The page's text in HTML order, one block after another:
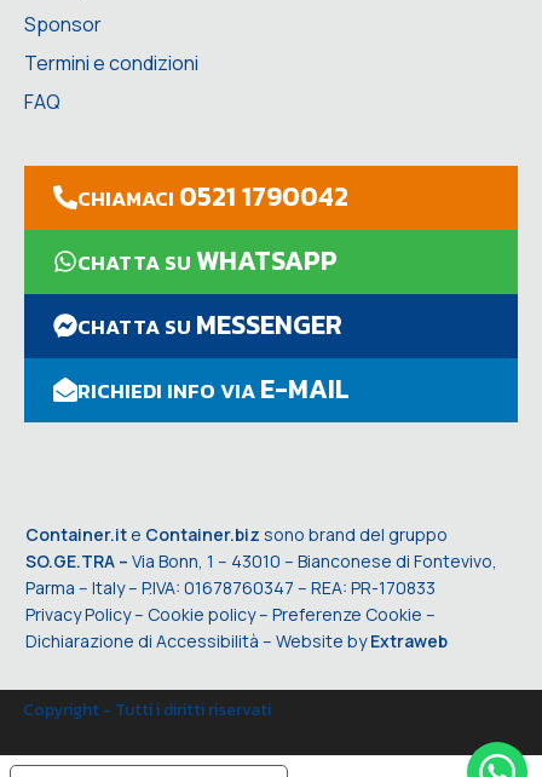
Sponsor
Termini e condizioni
FAQ
CHIAMACI 0521 1790042
CHATTA SUWHATSAPP
CHATTA SU MESSENGER
RICHIEDI INFO VIAE-MAIL
Container.it e Container.biz sono brand del gruppo
SO.GE.TRA – Via Bonn, 1 – 43010 – Bianconese di Fontevivo,
Parma – Italy – P.IVA: 01678760347 – REA: PR-170833
Privacy Policy– Cookie policy– Preferenze Cookie –
Dichiarazione di Accessibilità – Website byExtraweb
Copyright - Tutti i diritti riservati